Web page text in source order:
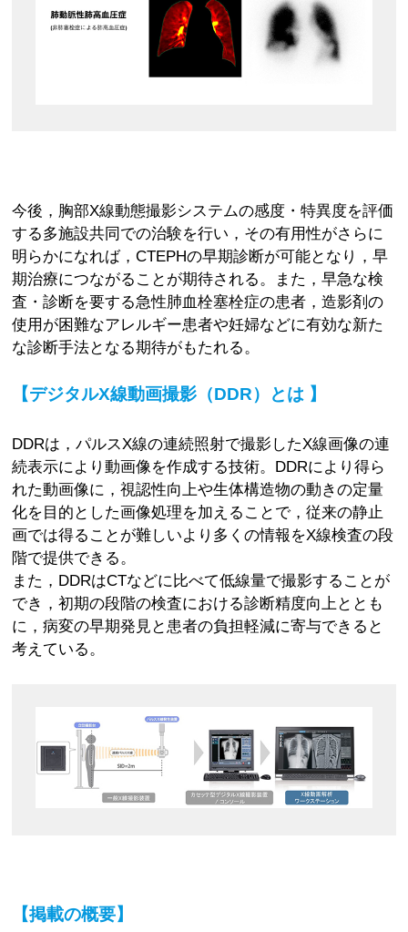
今後，胸部X線動態撮影システムの感度・特異度を評価
する多施設共同での治験を行い，その有用性がさらに
明らかになれば，CTEPHの早期診断が可能となり，早
期治療につながることが期待される。また，早急な検
査・診断を要する急性肺血栓塞栓症の患者，造影剤の
使用が困難なアレルギー患者や妊婦などに有効な新た
な診断手法となる期待がもたれる。
【デジタルX線動画撮影（DDR）とは 】
DDRは，パルスX線の連続照射で撮影したX線画像の連
続表示により動画像を作成する技術。DDRにより得ら
れた動画像に，視認性向上や生体構造物の動きの定量
化を目的とした画像処理を加えることで，従来の静止
画では得ることが難しいより多くの情報をX線検査の段
階で提供できる。
また，DDRはCTなどに比べて低線量で撮影することが
でき，初期の段階の検査における診断精度向上ととも
に，病変の早期発見と患者の負担軽減に寄与できると
考えている。
【掲載の概要】